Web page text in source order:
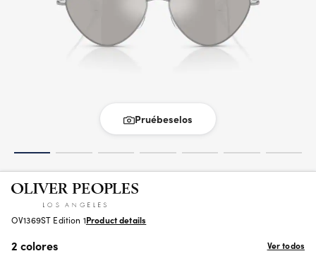
Pruébeselos
OV1369ST Edition 1Product details
2 colores
Ver todos